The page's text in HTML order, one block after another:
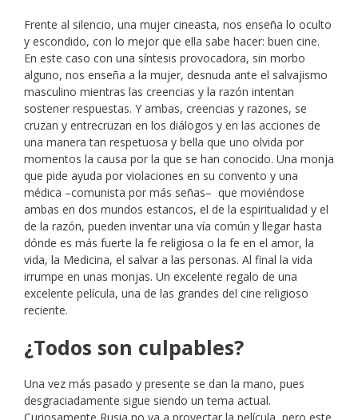
Frente al silencio, una mujer cineasta, nos enseña lo oculto
y escondido, con lo mejor que ella sabe hacer: buen cine.
En este caso con una síntesis provocadora, sin morbo
alguno, nos enseña a la mujer, desnuda ante el salvajismo
masculino mientras las creencias y la razón intentan
sostener respuestas. Y ambas, creencias y razones, se
cruzan y entrecruzan en los diálogos y en las acciones de
una manera tan respetuosa y bella que uno olvida por
momentos la causa por la que se han conocido. Una monja
que pide ayuda por violaciones en su convento y una
médica –comunista por más señas– que moviéndose
ambas en dos mundos estancos, el de la espiritualidad y el
de la razón, pueden inventar una vía común y llegar hasta
dónde es más fuerte la fe religiosa o la fe en el amor, la
vida, la Medicina, el salvar a las personas. Al final la vida
irrumpe en unas monjas. Un excelente regalo de una
excelente película, una de las grandes del cine religioso
reciente.
¿Todos son culpables?
Una vez más pasado y presente se dan la mano, pues
desgraciadamente sigue siendo un tema actual.